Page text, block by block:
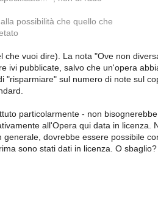
possibilità che quello che
che vuoi dire). La nota "Ove non
ivi pubblicate, salvo che un'opera
"risparmiare" sul numero di note sul
particolarmente - non
all'Opera qui data in
dovrebbe essere possibile
sono stati dati in licenza. O sbaglio?